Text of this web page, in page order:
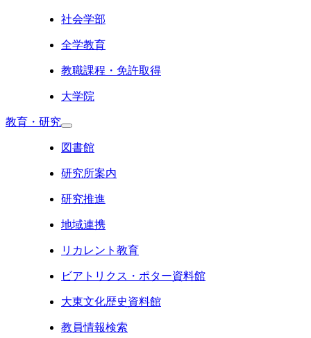
社会学部
全学教育
教職課程・免許取得
大学院
教育・研究
図書館
研究所案内
研究推進
地域連携
リカレント教育
ビアトリクス・ポター資料館
大東文化歴史資料館
教員情報検索